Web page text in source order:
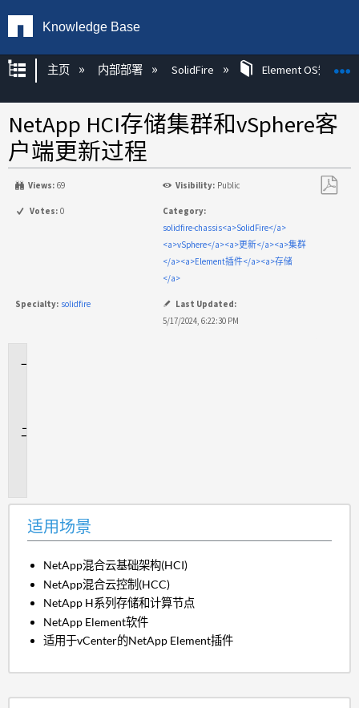
Knowledge Base
扩展/隐缩全局层次
主页 内部部署 SolidFire Element OS知识库
NetApp HCI存储集群和vSphere客
户端更新过程
Views: 69 Visibility: Public
Votes: 0
Category:
solidfire-chassis<a>SolidFire</a>
<a>vSphere</a><a>更新</a><a>集群
</a><a>Element插件</a><a>存储
</a>
Specialty: solidfire
Last Updated:
5/17/2024, 6:22:30 PM
适用场景
NetApp混合云基础架构(HCI)
NetApp混合云控制(HCC)
NetApp H系列存储和计算节点
NetApp Element软件
适用于vCenter的NetApp Element插件